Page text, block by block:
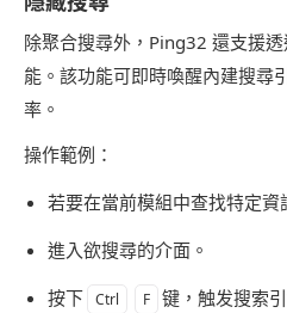
除聚合搜尋外，Ping32 還支援
能。該功能可即時喚醒內建搜尋
率。
操作範例：
若要在當前模組中查找特定資
進入欲搜尋的介面。
按下 Ctrl F 键，触发搜索